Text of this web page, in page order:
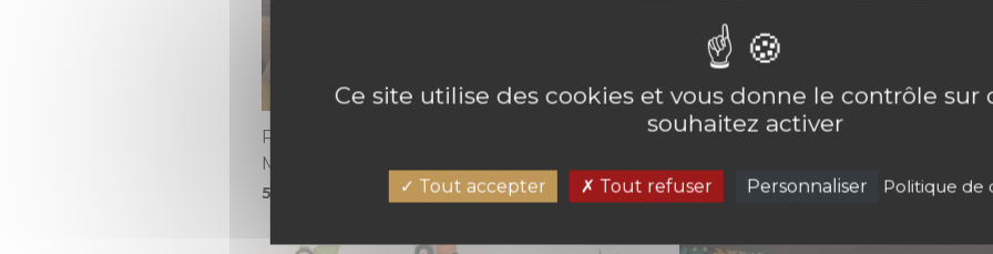
PAPIER PEINT MAKE IT FUN
MULTICOULEURS
57,40 €
PAPIER PEINT NOT A CIRCLE
99,90 €
Ce site utilise des cookies et vous donne le contrôle sur
souhaitez activer
Tout accepter Tout refuser Personnaliser Politique de